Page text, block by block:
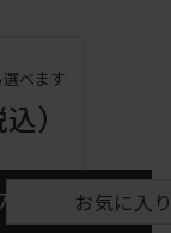
べます
込）
れる お気に入